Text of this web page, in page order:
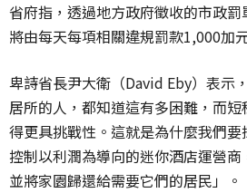
省府指，透過地方政府徵收的市政
將由每天每項相關違規罰款1,000加
卑詩省長尹大衛（David Eby）表示
居所的人，都知道這有多困難，而
得更具挑戰性。這就是為什麼我們
控制以利潤為導向的迷你酒店運營商
並將家園歸還給需要它們的居民」。